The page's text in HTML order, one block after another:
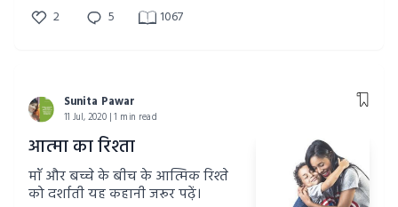
2
5 1067
Sunita Pawar
11 Jul, 2020 | 1 min read
आत्मा का रिश्ता
माँ और बच्चे के बीच के आत्मिक रिश्ते
को दर्शाती यह कहानी जरूर पढ़ें।